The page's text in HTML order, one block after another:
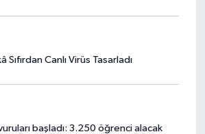
Sıfırdan Canlı Virüs Tasarladı
başladı: 3.250 öğrenci alacak